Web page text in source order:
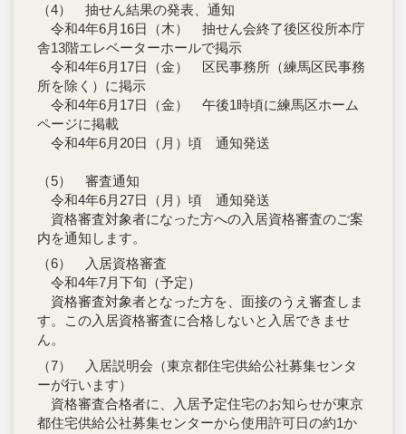
（4） 抽せん結果の発表、通知
令和4年6月16日（木） 抽せん会終了後区役所本庁
舎13階エレベーターホールで掲示
令和4年6月17日（金） 区民事務所（練馬区民事務
所を除く）に掲示
令和4年6月17日（金） 午後1時頃に練馬区ホーム
ページに掲載
令和4年6月20日（月）頃 通知発送
（5） 審査通知
令和4年6月27日（月）頃 通知発送
資格審査対象者になった方への入居資格審査のご案
内を通知します。
（6） 入居資格審査
令和4年7月下旬（予定）
資格審査対象者となった方を、面接のうえ審査しま
す。この入居資格審査に合格しないと入居できませ
ん。
（7） 入居説明会（東京都住宅供給公社募集センタ
ーが行います）
資格審査合格者に、入居予定住宅のお知らせが東京
都住宅供給公社募集センターから使用許可日の約1か